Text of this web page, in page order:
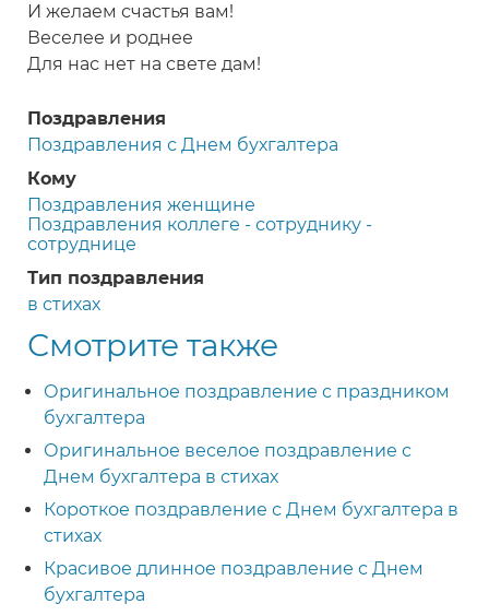
И желаем счастья вам!
Веселее и роднее
Для нас нет на свете дам!
Поздравления
Поздравления с Днем бухгалтера
Кому
Поздравления женщине
Поздравления коллеге - сотруднику -
сотруднице
Тип поздравления
в стихах
Смотрите также
Оригинальное поздравление с праздником
бухгалтера
Оригинальное веселое поздравление с
Днем бухгалтера в стихах
Короткое поздравление с Днем бухгалтера в
стихах
Красивое длинное поздравление с Днем
бухгалтера